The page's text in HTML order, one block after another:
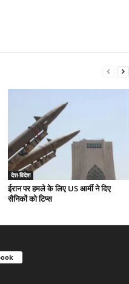
देश-विदेश
ईरान पर हमले के लिए US आर्मी ने दिए
सैनिकों को टिप्स